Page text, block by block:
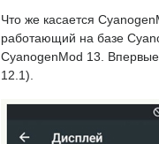
Что же касается
работающий на базе
CyanogenMod 13.
12.1).